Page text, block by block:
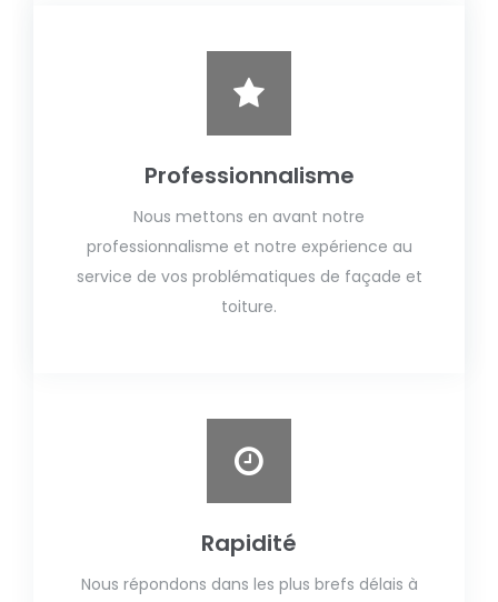
Professionnalisme
Nous mettons en avant notre
professionnalisme et notre expérience au
service de vos problématiques de façade et
toiture.
Rapidité
Nous répondons dans les plus brefs délais à